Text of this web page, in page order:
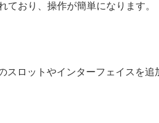
おり、操作が簡単になります。
ロットやインターフェイスを追